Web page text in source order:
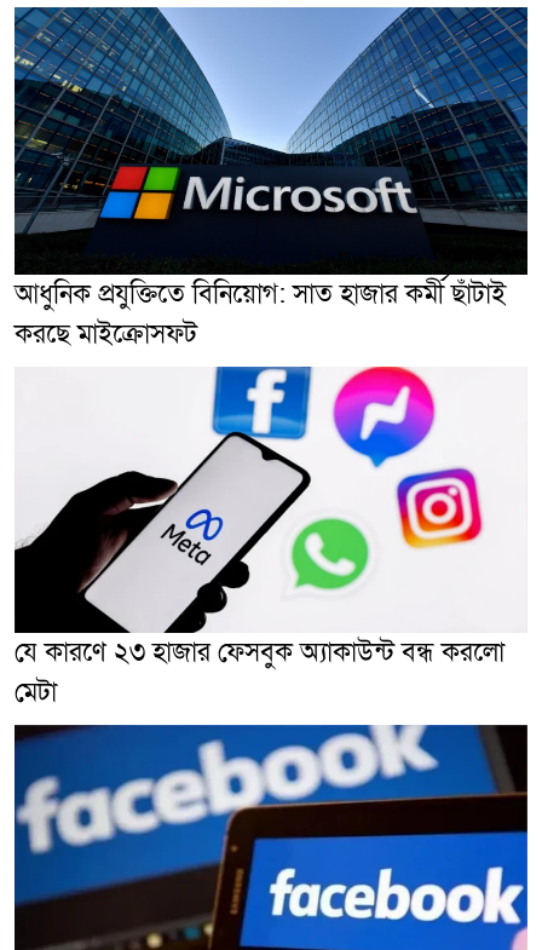
আধুনিক প্রযুক্তিতে বিনিয়োগ: সাত হাজার কর্মী ছাঁটাই
করছে মাইক্রোসফট
যে কারণে ২৩ হাজার ফেসবুক অ্যাকাউন্ট বন্ধ করলো
মেটা